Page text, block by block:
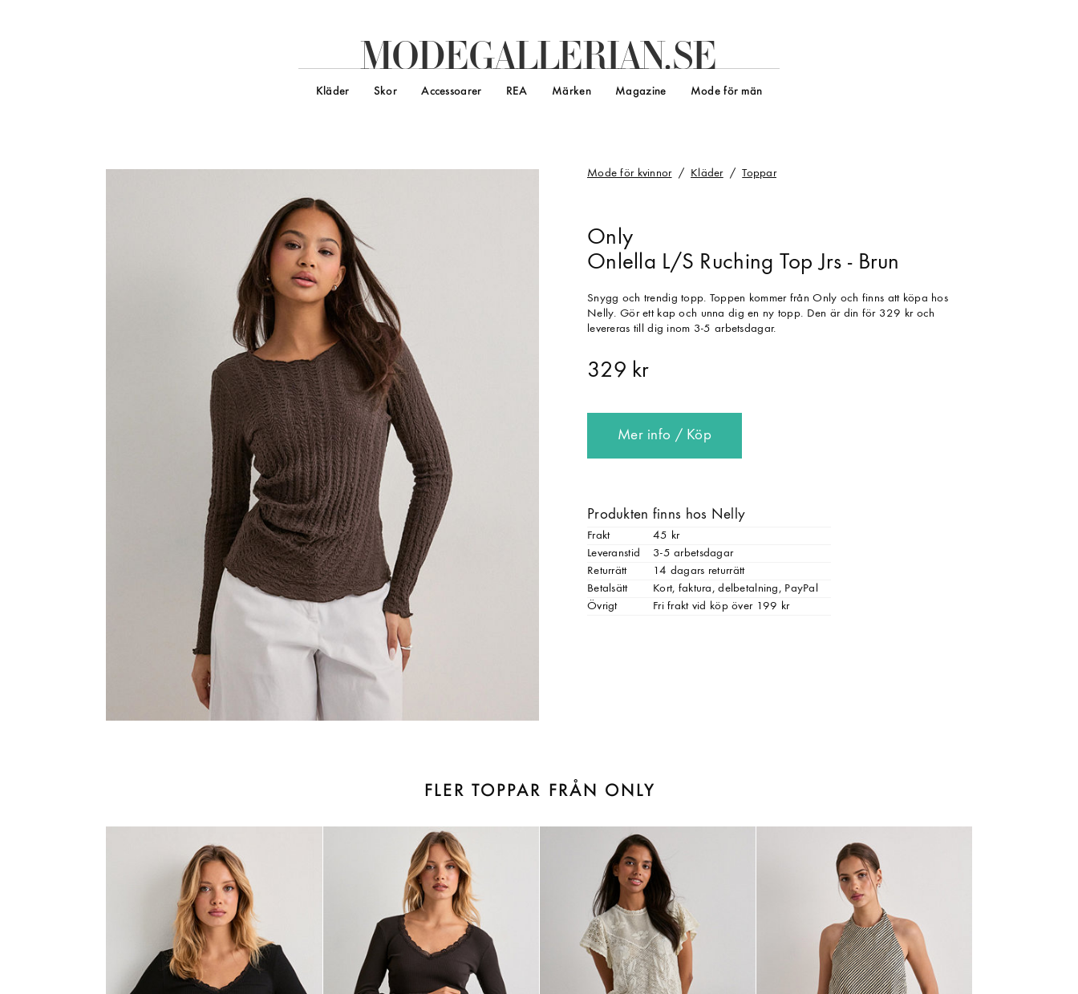
MODEGALLERIAN.SE
Kläder Skor Accessoarer REA Märken Magazine Mode för män
Mode för kvinnor Kläder Toppar
Only
Onlella L/S Ruching Top Jrs - Brun
Snygg och trendig topp. Toppen kommer från Only och finns att köpa hos
Nelly. Gör ett kap och unna dig en ny topp. Den är din för 329 kr och
levereras till dig inom 3-5 arbetsdagar.
329 kr
Mer info / Köp
Produkten finns hos Nelly
Frakt
45 kr
Leveranstid
3-5 arbetsdagar
Returrätt
14 dagars returrätt
Betalsätt
Kort, faktura, delbetalning, PayPal
Övrigt
Fri frakt vid köp över 199 kr
FLER TOPPAR FRÅN ONLY